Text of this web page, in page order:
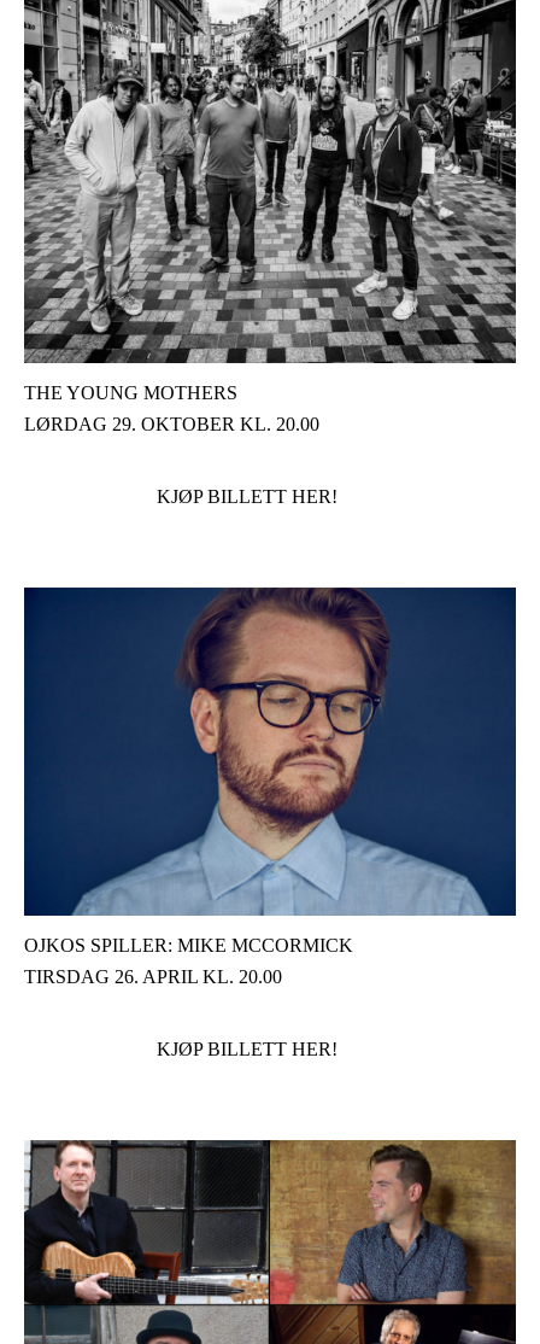
THE YOUNG MOTHERS
LØRDAG 29. OKTOBER KL. 20.00
KJØP BILLETT HER!
OJKOS SPILLER: MIKE MCCORMICK
TIRSDAG 26. APRIL KL. 20.00
KJØP BILLETT HER!